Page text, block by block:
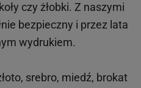
czy żłobki. Z naszymi
bezpieczny i przez lata
wydrukiem.
srebro, miedź, brokat